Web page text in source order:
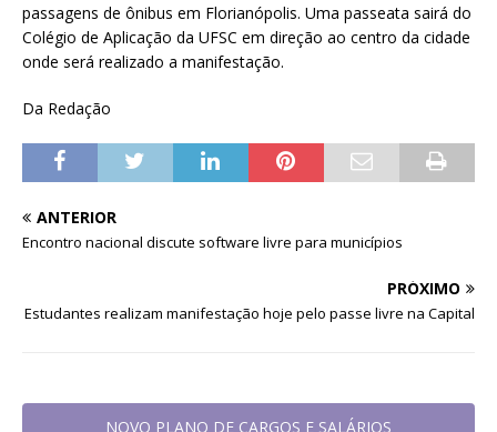
passagens de ônibus em Florianópolis. Uma passeata sairá do
Colégio de Aplicação da UFSC em direção ao centro da cidade
onde será realizado a manifestação.
Da Redação
ANTERIOR
Encontro nacional discute software livre para municípios
PRÓXIMO
Estudantes realizam manifestação hoje pelo passe livre na Capital
NOVO PLANO DE CARGOS E SALÁRIOS